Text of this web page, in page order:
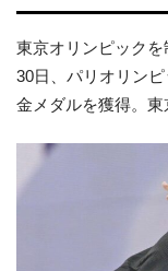
東京オリンピックを
30日、パリオリン
金メダルを獲得。東